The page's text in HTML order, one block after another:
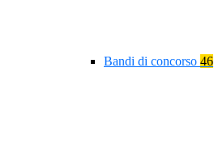
Bandi di concorso 46